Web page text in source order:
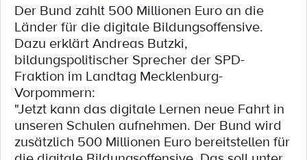
Der Bund zahlt 500 Millionen Euro an die
Länder für die digitale Bildungsoffensive.
Dazu erklärt Andreas Butzki,
bildungspolitischer Sprecher der SPD-
Fraktion im Landtag Mecklenburg-
Vorpommern:
"Jetzt kann das digitale Lernen neue Fahrt in
unseren Schulen aufnehmen. Der Bund wird
zusätzlich 500 Millionen Euro bereitstellen für